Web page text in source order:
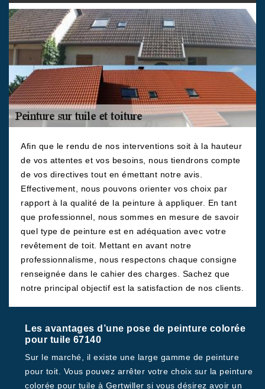
Afin que le rendu de nos interventions soit à la hauteur
de vos attentes et vos besoins, nous tiendrons compte
de vos directives tout en émettant notre avis.
Effectivement, nous pouvons orienter vos choix par
rapport à la qualité de la peinture à appliquer. En tant
que professionnel, nous sommes en mesure de savoir
quel type de peinture est en adéquation avec votre
revêtement de toit. Mettant en avant notre
professionnalisme, nous respectons chaque consigne
renseignée dans le cahier des charges. Sachez que
notre principal objectif est la satisfaction de nos clients.
Les avantages d’une pose de peinture colorée
pour tuile 67140
Sur le marché, il existe une large gamme de peinture
pour toit. Vous pouvez arrêter votre choix sur la peinture
colorée pour tuile à Gertwiller si vous désirez avoir un